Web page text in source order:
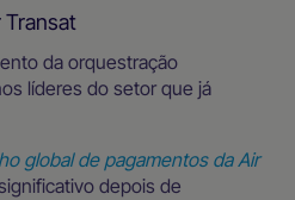
Transat
da orquestração
líderes do setor que já
global de pagamentos da Air
depois de